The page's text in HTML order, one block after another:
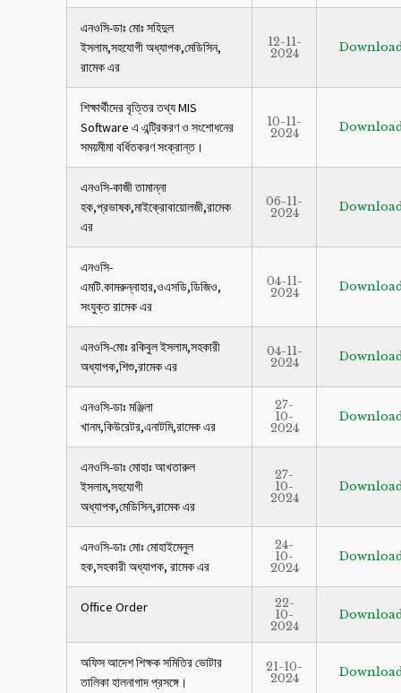
এনওসি-ডাঃ মোঃ সহিদুল
ইসলাম,সহযোগী অধ্যাপক,মেডিসিন,
রামেক এর
12-11-
2024
শিক্ষার্থীদের বৃত্তির তথ্য MIS
Software এ এন্ট্রিকরণ ও সংশোধনের
সময়মীমা বর্ধিতকরণ সংক্রান্ত।
10-11-
2024
এনওসি-কাজী তামান্না
হক,প্রভাষক,মাইক্রোবায়োলজী,রামেক
এর
06-11-
2024
এনওসি-
এমটি.কামরুন্নাহার,ওএসডি,ডিজিও,
সংযুক্ত রামেক এর
04-11-
2024
এনওসি-মোঃ রকিবুল ইসলাম,সহকারী
অধ্যাপক,শিশু,রামেক এর
04-11-
2024
এনওসি-ডাঃ মঞ্জিলা
খানম,কিউরেটর,এনাটমি,রামেক এর
27-
10-
2024
এনওসি-ডাঃ মোহাঃ আখতারুল
ইসলাম,সহযোগী
অধ্যাপক,মেডিসিন,রামেক এর
27-
10-
2024
এনওসি-ডাঃ মোঃ মোহাইমেনুল
হক,সহকারী অধ্যাপক, রামেক এর
24-
10-
2024
Office Order 22-
10-
2024
অফিস আদেশ শিক্ষক সমিতির ভোটার
তালিকা হালনাগাদ প্রসঙ্গে।
21-10-
2024